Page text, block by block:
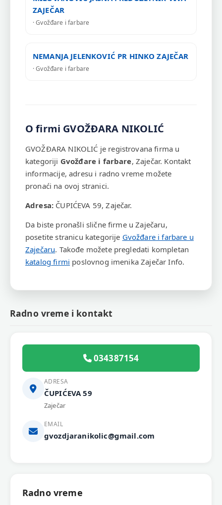
ZAJEČAR
· Gvožđare i farbare
NEMANJA JELENKOVIĆ PR HINKO ZAJEČAR
· Gvožđare i farbare
O firmi GVOŽĐARA NIKOLIĆ
GVOŽĐARA NIKOLIĆ je registrovana firma u
kategoriji Gvožđare i farbare, Zaječar. Kontakt
informacije, adresu i radno vreme možete
pronaći na ovoj stranici.
Adresa: ČUPIĆEVA 59, Zaječar.
Da biste pronašli slične firme u Zaječaru,
posetite stranicu kategorije Gvožđare i farbare u
Zaječaru. Takođe možete pregledati kompletan
katalog firmi poslovnog imenika Zaječar Info.
Radno vreme i kontakt
034387154
ADRESA
ČUPIĆEVA 59
Zaječar
EMAIL
gvozdjaranikolic@gmail.com
Radno vreme